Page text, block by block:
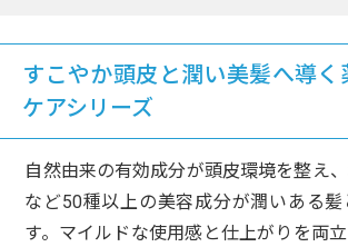
すこやか頭皮と潤い美髪へ導く
ケアシリーズ
自然由来の有効成分が頭皮環境を整え
など50種以上の美容成分が潤いある
す。マイルドな使用感と仕上がりを両